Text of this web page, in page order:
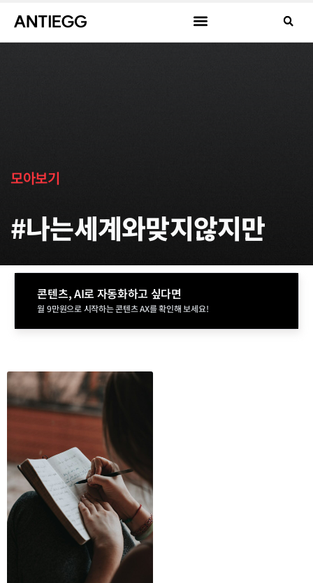
모아보기
#나는세계와맞지않지만
콘텐츠, AI로 자동화하고 싶다면
월 9만원으로 시작하는 콘텐츠 AX를 확인해 보세요!